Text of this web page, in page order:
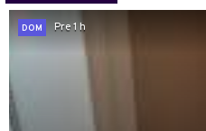
DOM
Pre 1 h